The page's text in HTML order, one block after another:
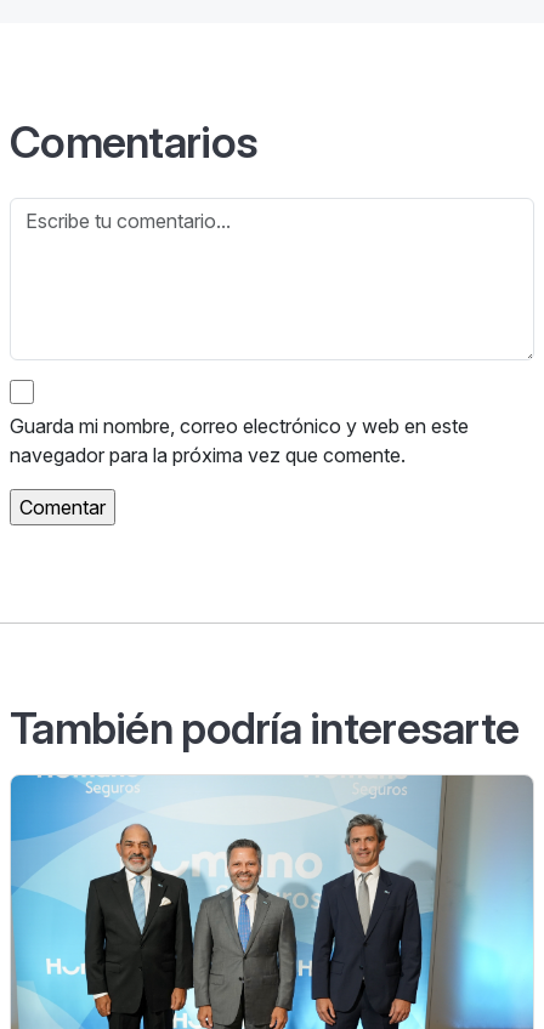
Comentarios
Guarda mi nombre, correo electrónico y web en este
navegador para la próxima vez que comente.
También podría interesarte